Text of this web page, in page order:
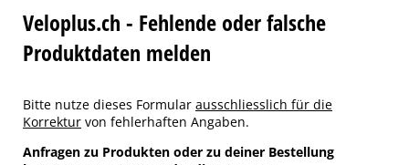
Veloplus.ch - Fehlende oder falsche
Produktdaten melden
Bitte nutze dieses Formular ausschliesslich für die
Korrektur von fehlerhaften Angaben.
Anfragen zu Produkten oder zu deiner Bestellung